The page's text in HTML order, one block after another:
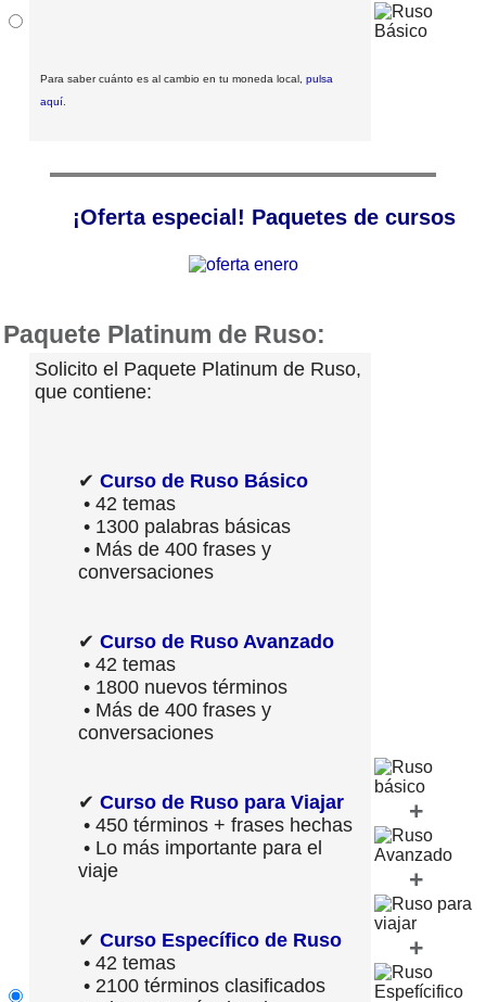
Para saber cuánto es al cambio en tu moneda local, pulsa
aquí
¡Oferta especial! Paquetes de cursos
Paquete Platinum de Ruso:
Solicito el Paquete Platinum de Ruso,
que contiene:
✔ Curso de Ruso Básico
• 42 temas
• 1300 palabras básicas
• Más de 400 frases y
conversaciones
✔ Curso de Ruso Avanzado
• 42 temas
• 1800 nuevos términos
• Más de 400 frases y
conversaciones
✔ Curso de Ruso para Viajar
• 450 términos + frases hechas
• Lo más importante para el
viaje
✔ Curso Específico de Ruso
• 42 temas
• 2100 términos clasificados
+
+
+